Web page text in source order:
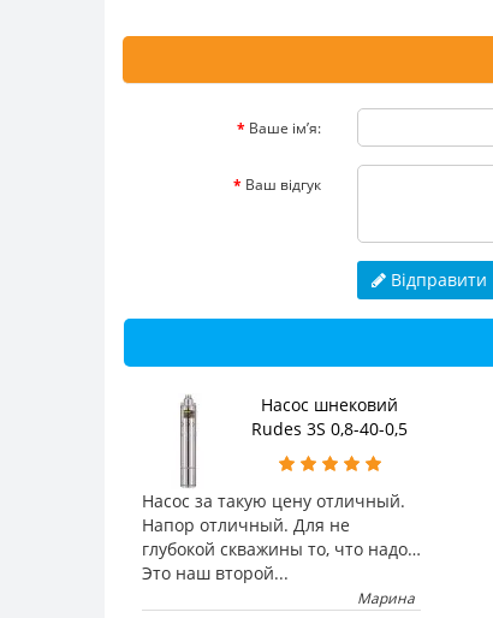
Ваше ім’я:
Ваш відгук
Відправити
Насос шнековий
Rudes 3S 0,8-40-0,5
Насос за такую цену отличный.
Напор отличный. Для не
глубокой скважины то, что надо…
Это наш второй...
Марина